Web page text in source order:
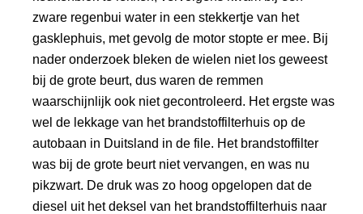
zware regenbui water in een stekkertje van het
gasklephuis, met gevolg de motor stopte er mee. Bij
nader onderzoek bleken de wielen niet los geweest
bij de grote beurt, dus waren de remmen
waarschijnlijk ook niet gecontroleerd. Het ergste was
wel de lekkage van het brandstoffilterhuis op de
autobaan in Duitsland in de file. Het brandstoffilter
was bij de grote beurt niet vervangen, en was nu
pikzwart. De druk was zo hoog opgelopen dat de
diesel uit het deksel van het brandstoffilterhuis naar